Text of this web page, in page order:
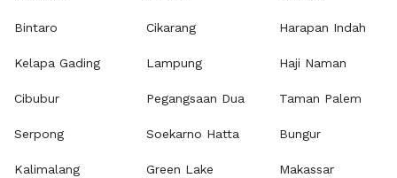
Bintaro
Kelapa Gading
Cibubur
Serpong
Kalimalang
Cikarang
Lampung
Pegangsaan Dua
Soekarno Hatta
Green Lake
Harapan Indah
Haji Naman
Taman Palem
Bungur
Makassar